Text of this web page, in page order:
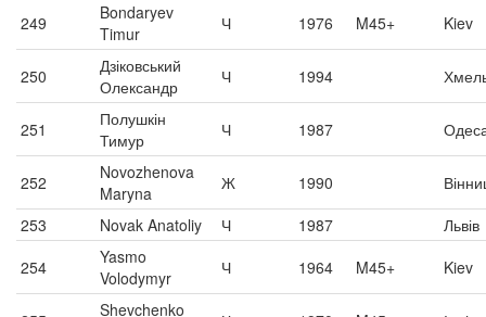
249
Bondaryev
Timur
Ч 1976 M45+ Kiev
250
Дзіковський
Олександр
Ч 1994
251
Полушкін
Тимур
Ч 1987
252
Novozhenova
Maryna
Ж 1990
253
Novak Anatoliy Ч 1987
Львів
254
Yasmo
Volodymyr
Ч 1964 M45+ Kiev
Shevchenko